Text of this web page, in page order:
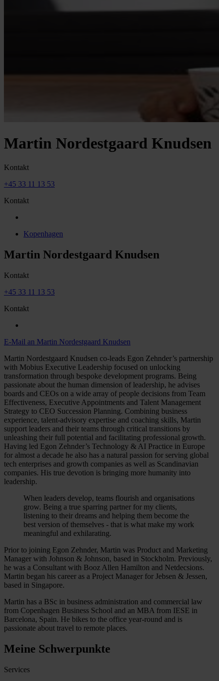
Martin Nordestgaard Knudsen
Kontakt
+45 33 11 13 53
Kontakt
Kopenhagen
Martin Nordestgaard Knudsen
Kontakt
+45 33 11 13 53
Kontakt
E-Mail an Martin Nordestgaard Knudsen
Martin Nordestgaard Knudsen co-leads Egon Zehnder’s partnership
with Mobius Executive Leadership focused on unlocking
transformation through bespoke development programs. Being
passionate about the human dimension of leadership, he advises
boards and CEOs on a wide array of people decisions from Team
Effectiveness, Executive Appointments and Talent Management
Strategy to CEO Succession Planning. Combining business
experience, talent-advisory expertise and coaching skills, Martin
support leaders and their teams through critical transitions by
unleashing their full potential and facilitating professional growth.
Having led Egon Zehnder’s Technology & AI Practice in Europe
for almost a decade he also has a natural passion for serving global
tech enterprises and growth companies as well as Scandinavian
companies. His true devotion is bringing more humanity into
leadership.
When leaders develop, teams flourish and organisations
grow. Being a true sparring partner for my clients,
listening to their dreams and helping them become the
best version of themselves - that is what make my work
meaningful and exhilarating.
Prior to joining Egon Zehnder, Martin was Product and Marketing
Manager with Johnson & Johnson, based in Stockholm. Previously,
he was a Consultant with Booz Allen Hamilton and Netdecsions.
Martin began his career as a Project Manager for Jebsen & Jessen,
based in Singapore.
Martin has a BSc in business administration and commercial law
from Copenhagen Business School and an MBA from IESE in
Barcelona, Spain. He bikes to the office year-round and is
passionate about travel to remote places.
Meine Schwerpunkte
Services